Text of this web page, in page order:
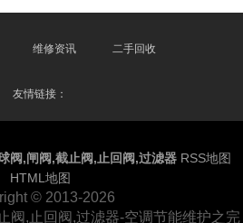
维修资讯 二手回收
友情链接：
阀,闸阀,截止阀,止回阀,过滤器 RSS地图
HTML地图
© 2013-2026
阀,止回阀,过滤器-空调节能维护之完